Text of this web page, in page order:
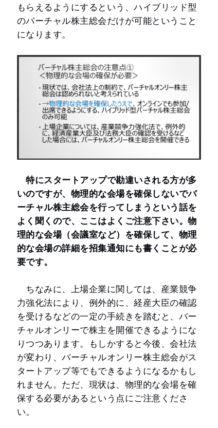
もらえるようにするという、ハイブリッド型
のバーチャル株主総会だけが可能ということ
になります。
特にスタートアップで勘違いされる方が多
いのですが、物理的な会場を確保しないでバ
ーチャル株主総会を行ってしまうという話を
よく聞くので、ここはよくご注意下さい。物
理的な会場（会議室など）を確保して、物理
的な会場の詳細を招集通知にも書くことが必
要です。
ちなみに、上場企業に関しては、産業競争
力強化法により、例外的に、経産大臣の確認
を受けるなどの一定の手続きを踏むと、バー
チャルオンリーで株主を開催できるようにな
りつつあります。もしかすると今後、会社法
が変わり、バーチャルオンリー株主総会がス
タートアップ等でもできるようになるかもし
れません。ただ、現状は、物理的な会場を確
保する必要があるという点にご注意くださ
い。